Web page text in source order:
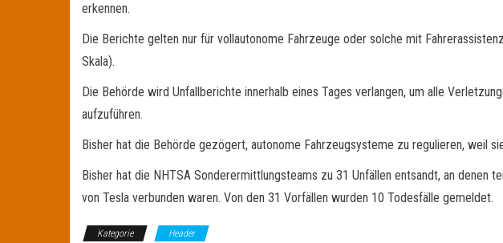
erkennen.
Die Berichte gelten nur für vollautonome Fahrzeuge oder solche mit
Skala).
Die Behörde wird Unfallberichte innerhalb eines Tages verlangen, um alle
aufzuführen.
Bisher hat die Behörde gezögert, autonome Fahrzeugsysteme zu regulieren, weil
Bisher hat die NHTSA Sonderermittlungsteams zu 31 Unfällen entsandt, an
von Tesla verbunden waren. Von den 31 Vorfällen wurden 10 Todesfälle gemeldet.
Kategorie Header